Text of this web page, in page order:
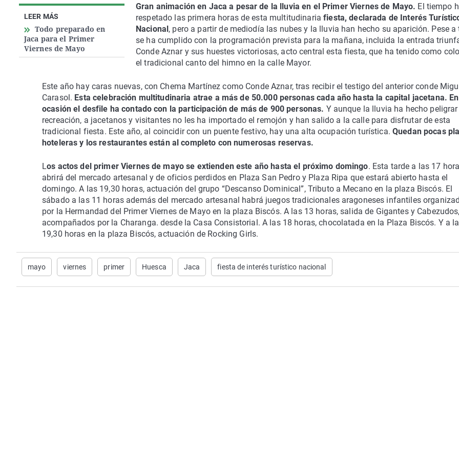
LEER MÁS
Todo preparado en
Jaca para el Primer
Viernes de Mayo
Gran animación en Jaca a pesar de la lluvia en el Primer Viernes de Mayo. El tiempo
respetado las primera horas de esta multitudinariafiesta, declarada de Interés
Nacional , pero a partir de mediodía las nubes y la lluvia han hecho su aparición. Pese a
se ha cumplido con la programación prevista para la mañana, incluida la entrada
Conde Aznar y sus huestes victoriosas, acto central esta fiesta, que ha tenido como
el tradicional canto del himno en la calle Mayor.
Este año hay caras nuevas, con Chema Martínez como Conde Aznar, tras recibir el testigo del anterior conde
Carasol. Esta celebración multitudinaria atrae a más de 50.000 personas cada año hasta la capital jacetana.
ocasión el desfile ha contado con la participación de más de 900 personas. Y aunque la lluvia ha hecho
recreación, a jacetanos y visitantes no les ha importado el remojón y han salido a la calle para disfrutar de esta
tradicional fiesta. Este año, al coincidir con un puente festivo, hay una alta ocupación turística.Quedan pocas
hoteleras y los restaurantes están al completo con numerosas reservas.
Los actos del primer Viernes de mayo se extienden este año hasta el próximo domingo. Esta tarde a las 17
abrirá del mercado artesanal y de oficios perdidos en Plaza San Pedro y Plaza Ripa que estará abierto hasta el
domingo. A las 19,30 horas, actuación del grupo “Descanso Dominical”, Tributo a Mecano en la plaza Biscós. El
sábado a las 11 horas además del mercado artesanal habrá juegos tradicionales aragoneses infantiles
por la Hermandad del Primer Viernes de Mayo en la plaza Biscós. A las 13 horas, salida de Gigantes y
acompañados por la Charanga. desde la Casa Consistorial. A las 18 horas, chocolatada en la Plaza Biscós. Y a
19,30 horas en la plaza Biscós, actuación de Rocking Girls.
mayo viernes primer Huesca Jaca fiesta de interés turístico nacional